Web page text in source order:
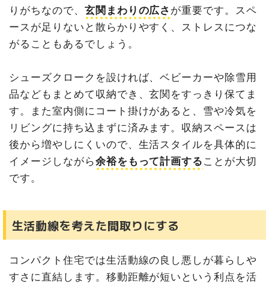
りがちなので、 玄関まわりの広さ が重要です。スペ
ースが足りないと散らかりやすく、ストレスにつな
がることもあるでしょう。
シューズクロークを設ければ、ベビーカーや除雪用
品などもまとめて収納でき、玄関をすっきり保てま
す。また室内側にコート掛けがあると、雪や冷気を
リビングに持ち込まずに済みます。収納スペースは
後から増やしにくいので、生活スタイルを具体的に
イメージしながら余裕をもって計画する ことが大切
です。
生活動線を考えた間取りにする
コンパクト住宅では生活動線の良し悪しが暮らしや
すさに直結します。移動距離が短いという利点を活